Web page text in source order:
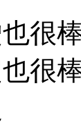
很
棒